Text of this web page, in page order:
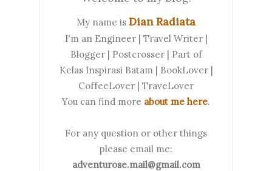
My name is Dian Radiata
I'm an Engineer | Travel Writer |
Blogger | Postcrosser | Part of
Kelas Inspirasi Batam | BookLover |
CoffeeLover | TraveLover
You can find more about me here.
For any question or other things
please email me:
adventurose.mail@gmail.com